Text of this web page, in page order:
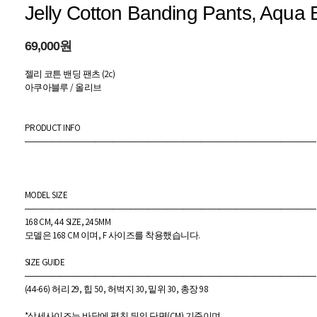
Jelly Cotton Banding Pants, Aqua
69,000원
젤리 코튼 밴딩 팬츠 (2c)
아쿠아블루 / 올리브
PRODUCT INFO
―――――――――――――――――――――――――――――――――
MODEL SIZE
―――――――――――――――――――――――――――――――――
168 CM, 44 SIZE, 245MM
모델은 168 CM 이며, F 사이즈를 착용했습니다.
SIZE GUIDE
―――――――――――――――――――――――――――――――――
(44-66) 허리 29, 힙 50, 허벅지 30, 밑위 30, 총장 98